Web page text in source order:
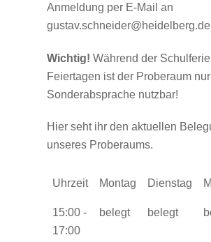
Anmeldung per E-Mail an
gustav.schneider@heidelberg.de
Wichtig! Während der
Feiertagen ist der Proberaum
Sonderabsprache nutzbar!
Hier seht ihr den aktuellen
unseres Proberaums.
Uhrzeit Montag Dienstag
15:00 -
17:00
belegt belegt